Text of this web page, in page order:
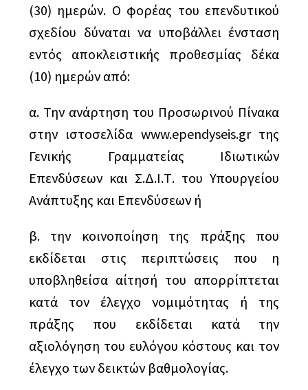
(30) ημερών. Ο φορέας του επενδυτικού
σχεδίου δύναται να υποβάλλει ένσταση
εντός αποκλειστικής προθεσμίας δέκα
(10) ημερών από:
α. Την ανάρτηση του Προσωρινού Πίνακα
στην ιστοσελίδα www.ependyseis.gr της
Γενικής Γραμματείας Ιδιωτικών
Επενδύσεων και Σ.Δ.Ι.Τ. του Υπουργείου
Ανάπτυξης και Επενδύσεων ή
β. την κοινοποίηση της πράξης που
εκδίδεται στις περιπτώσεις που η
υποβληθείσα αίτησή του απορρίπτεται
κατά τον έλεγχο νομιμότητας ή της
πράξης που εκδίδεται κατά την
αξιολόγηση του ευλόγου κόστους και τον
έλεγχο των δεικτών βαθμολογίας.